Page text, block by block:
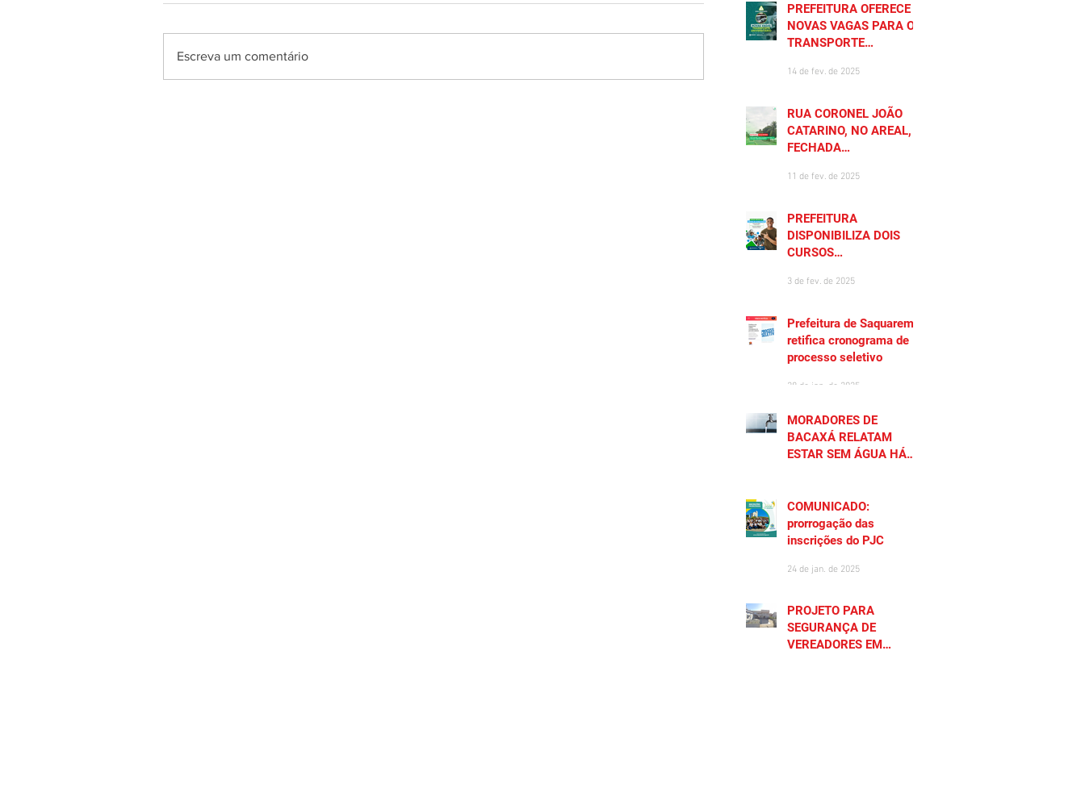
Escreva um comentário
PREFEITURA OFERECE
NOVAS VAGAS PARA O
TRANSPORTE
14 de fev. de 2025
RUA CORONEL JOÃO
CATARINO, NO AREAL, É
FECHADA
11 de fev. de 2025
PREFEITURA
DISPONIBILIZA DOIS
CURSOS
GRATUITOS PARA
SAQUAREMA
3 de fev. de 2025
Prefeitura de Saquarema
retifica cronograma de
processo seletivo
28 de jan. de 2025
MORADORES DE
BACAXÁ RELATAM
ESTAR SEM ÁGUA HÁ
COMUNICADO:
prorrogação das
inscrições do PJC
24 de jan. de 2025
PROJETO PARA
SEGURANÇA DE
VEREADORES EM